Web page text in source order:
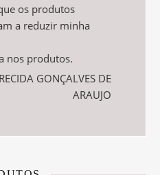
os produtos
a reduzir minha
nos produtos.
GONÇALVES DE
ARAUJO